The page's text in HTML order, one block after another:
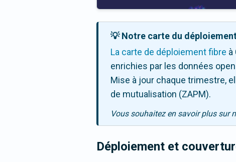
💡 Notre carte du
La carte de déploiement fibre à
enrichies par les données
Mise à jour chaque trimestre,
de mutualisation (ZAPM).
Vous souhaitez en savoir plus sur
Déploiement et